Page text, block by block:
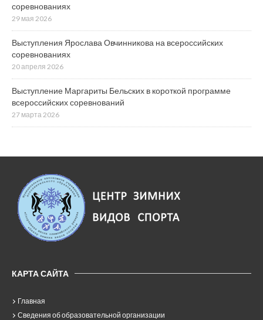
соревнованиях
29 мая 2026
Выступления Ярослава Овчинникова на всероссийских
соревнованиях
20 апреля 2026
Выступление Маргариты Бельских в короткой программе
всероссийских соревнований
27 марта 2026
КАРТА САЙТА
Главная
Сведения об образовательной организации